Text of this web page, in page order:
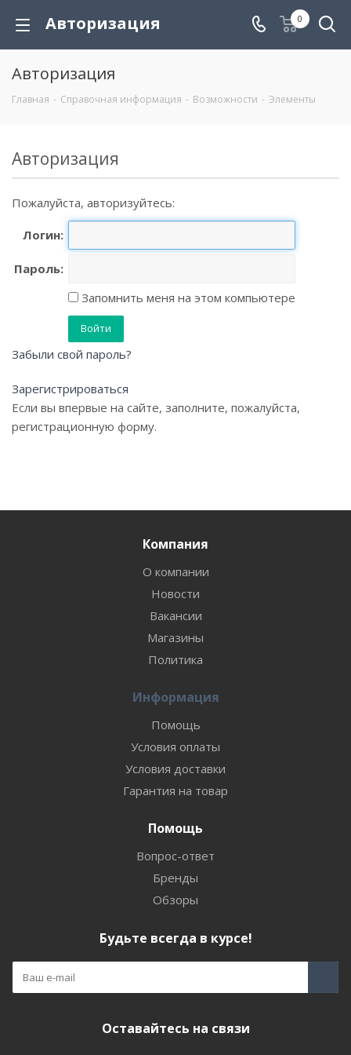
Авторизация 0
Авторизация
Главная - Справочная информация - Возможности - Элементы
Авторизация
Пожалуйста, авторизуйтесь:
Логин:
Пароль:
Запомнить меня на этом компьютере
Забыли свой пароль?
Зарегистрироваться
Если вы впервые на сайте, заполните, пожалуйста,
регистрационную форму.
Компания
О компании
Новости
Вакансии
Магазины
Политика
Информация
Помощь
Условия оплаты
Условия доставки
Гарантия на товар
Помощь
Вопрос-ответ
Бренды
Обзоры
Будьте всегда в курсе!
Оставайтесь на связи